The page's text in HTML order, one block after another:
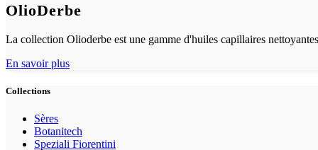
OlioDerbe
La collection Olioderbe est une gamme d'huiles capillaires
En savoir plus
Collections
Sères
Botanitech
Speziali Fiorentini